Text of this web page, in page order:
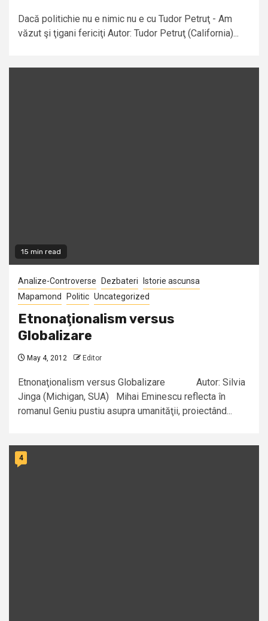
Dacă politichie nu e nimic nu e cu Tudor Petruţ - Am
văzut şi ţigani fericiţi Autor: Tudor Petruţ (California)...
15 min read
Analize-Controverse Dezbateri
Istorie ascunsa
Mapamond
Politic Uncategorized
Etnonaţionalism versus
Globalizare
May 4, 2012 Editor
Etnonaţionalism versus Globalizare Autor: Silvia
Jinga (Michigan, SUA) Mihai Eminescu reflecta în
romanul Geniu pustiu asupra umanităţii, proiectând...
4